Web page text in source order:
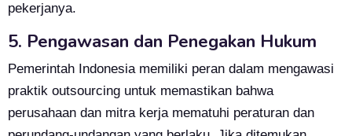
pekerjanya.
5. Pengawasan dan Penegakan Hukum
Pemerintah Indonesia memiliki peran dalam mengawasi
praktik outsourcing untuk memastikan bahwa
perusahaan dan mitra kerja mematuhi peraturan dan